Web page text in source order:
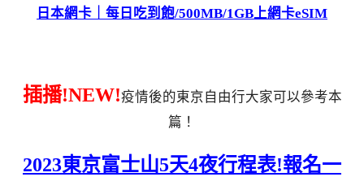
日本網卡｜每日吃到飽/500MB/1GB上網卡eSIM
插播!NEW!疫情後的東京自由行大家可以參考本
篇！
2023東京富士山5天4夜行程表!報名一